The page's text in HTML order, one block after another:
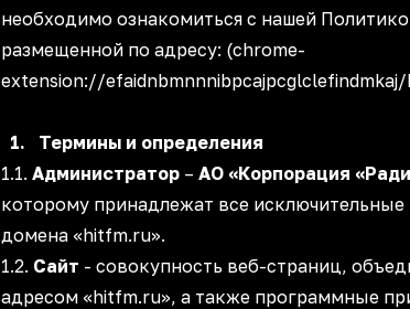
необходимо ознакомиться с нашей
размещенной по адресу: (chrome-
extension://
1. Термины и определения
1.1. Администратор – АО «Корпорация
которому принадлежат все
домена «hitfm.ru».
1.2. Сайт - совокупность веб-страниц,
адресом «hitfm.ru», а также программные